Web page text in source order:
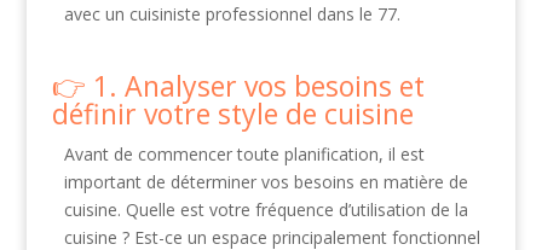
avec un cuisiniste professionnel dans le 77.
1. Analyser vos besoins et
définir votre style de cuisine
Avant de commencer toute planification, il est
important de déterminer vos besoins en matière de
cuisine. Quelle est votre fréquence d’utilisation de la
cuisine ? Est-ce un espace principalement fonctionnel